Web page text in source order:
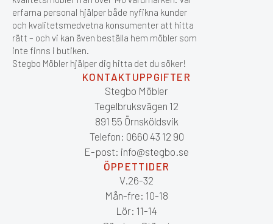
erfarna personal hjälper både nyfikna kunder
och kvalitetsmedvetna konsumenter att hitta
rätt – och vi kan även beställa hem möbler som
inte finns i butiken.
Stegbo Möbler hjälper dig hitta det du söker!
KONTAKTUPPGIFTER
Stegbo Möbler
Tegelbruksvägen 12
891 55 Örnsköldsvik
Telefon: 0660 43 12 90
E-post: info@stegbo.se
ÖPPETTIDER
V.26-32
Mån-fre: 10-18
Lör: 11-14